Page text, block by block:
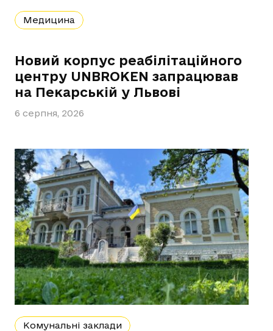
Медицина
Новий корпус реабілітаційного
центру UNBROKEN запрацював
на Пекарській у Львові
6 серпня, 2026
Комунальні заклади